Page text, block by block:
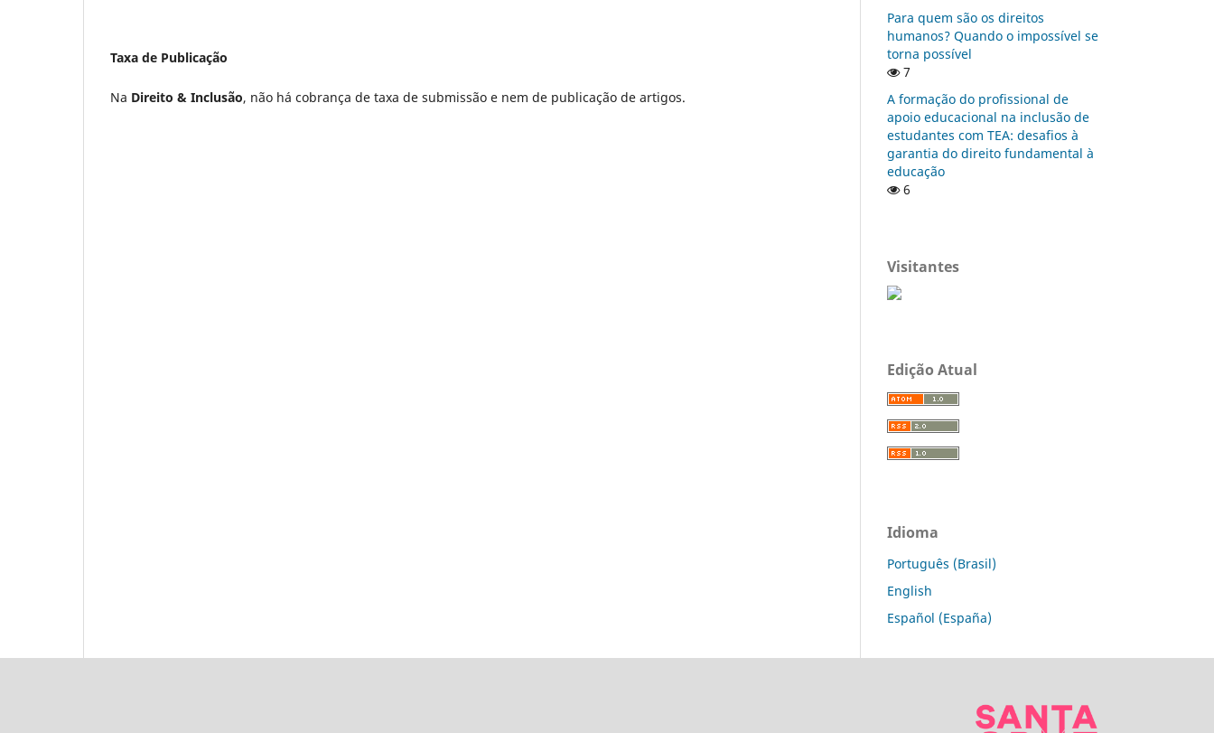
Taxa de Publicação
Na Direito & Inclusão, não há cobrança de taxa de submissão e nem de publicação de artigos.
Para quem são os direitos
humanos? Quando o impossível se
torna possível
7
A formação do profissional de
apoio educacional na inclusão de
estudantes com TEA: desafios à
garantia do direito fundamental à
educação
6
Visitantes
Edição Atual
Idioma
Português (Brasil)
English
Español (España)